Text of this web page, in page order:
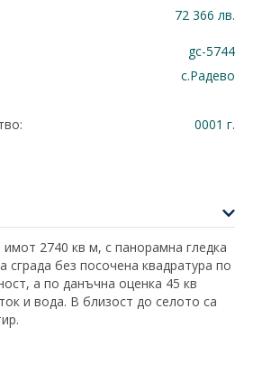
72 366 лв.
gc-5744
с.Радево
0001 г.
2740 кв м, с панорамна гледка
без посочена квадратура по
а по данъчна оценка 45 кв
и вода. В близост до селото са